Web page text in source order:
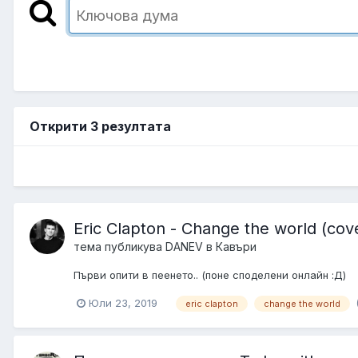
Открити 3 резултата
Eric Clapton - Change the world
тема публикува DANEV в Кавъри
Първи опити в пеенето.. (поне споделени онлайн :Д)
Юли 23, 2019 eric clapton change the world